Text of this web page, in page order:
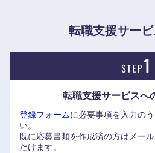
例えば、2025年には「cotomi」と
COEDO（コエドブルワリー）のク
トに基づいて、cotomiが提案した
職人が実際に醸造しており、業務
創出に貢献するAI活用事例として評
https://jpn.nec.com/ai/ai_craft/
転職支援サー
転職支援サービスへ
登録フォームに必要事項を入力の
い。
既に応募書類を作成済の方はメー
だけます。